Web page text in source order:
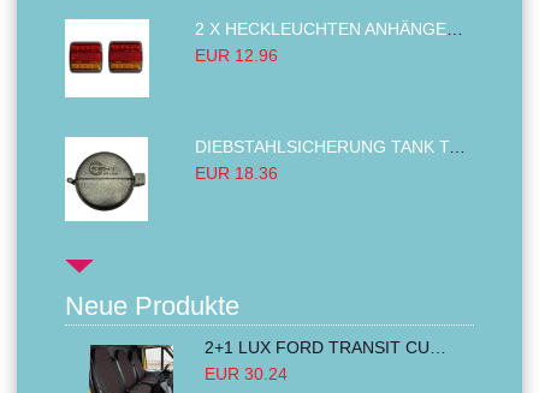
EUR 12.96
DIEBSTAHLSICHERUNG TANK TANKDECKEL DIESELTANK KRAFTSTOFFTANKDECKEL VERRIEGELUNG PASSEND FÜR LKW PKW TRAKTOREN BAGGER 80MM
EUR 18.36
Neue Produkte
EUR 30.24